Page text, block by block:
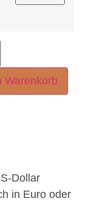
Warenkorb
Dollar
in Euro oder